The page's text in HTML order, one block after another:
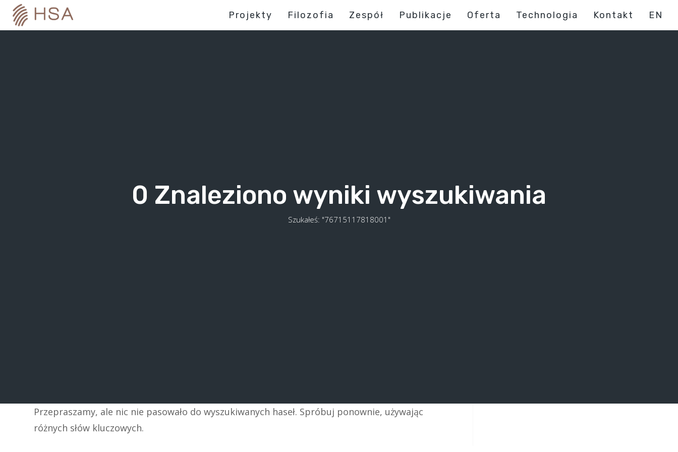
content
Projekty Filozofia Zespół Publikacje Oferta Technologia Kontakt EN
0 Znaleziono wyniki wyszukiwania
Szukałeś: "76715117818001"
Przepraszamy, ale nic nie pasowało do wyszukiwanych haseł. Spróbuj ponownie, używając
różnych słów kluczowych.